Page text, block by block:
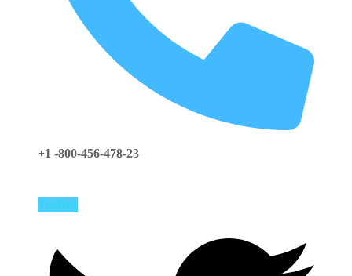
+1 -800-456-478-23
Twitter